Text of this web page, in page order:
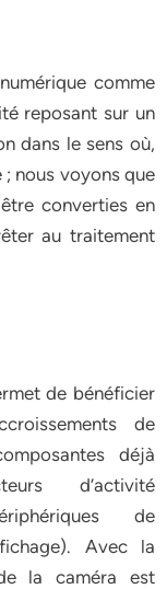
comme
reposant sur un
dans le sens où,
nous voyons que
converties en
au traitement
de bénéficier
de
déjà
d’activité
de
Avec la
la caméra est